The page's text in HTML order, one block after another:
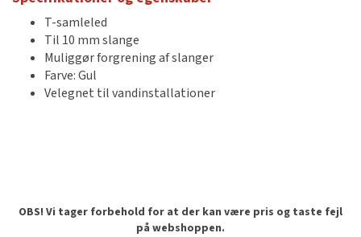
T-samleled
Til 10 mm slange
Muliggør forgrening af slanger
Farve: Gul
Velegnet til vandinstallationer
OBS! Vi tager forbehold for at der kan være pris og taste fejl
på webshoppen.